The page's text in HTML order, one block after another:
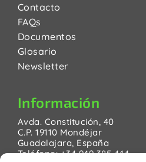
Contacto
FAQs
Documentos
Glosario
Newsletter
Información
Avda. Constitución, 40
C.P. 19110 Mondéjar
Guadalajara, España
Teléfono:+34 949 385 444